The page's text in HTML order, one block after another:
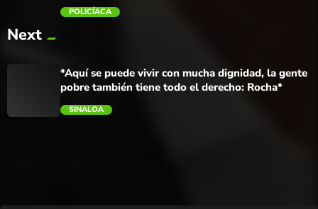
trending_flat
POLICÍACA
Next
*Aquí se puede vivir con mucha dignidad, la gente
pobre también tiene todo el derecho: Rocha*
SINALOA